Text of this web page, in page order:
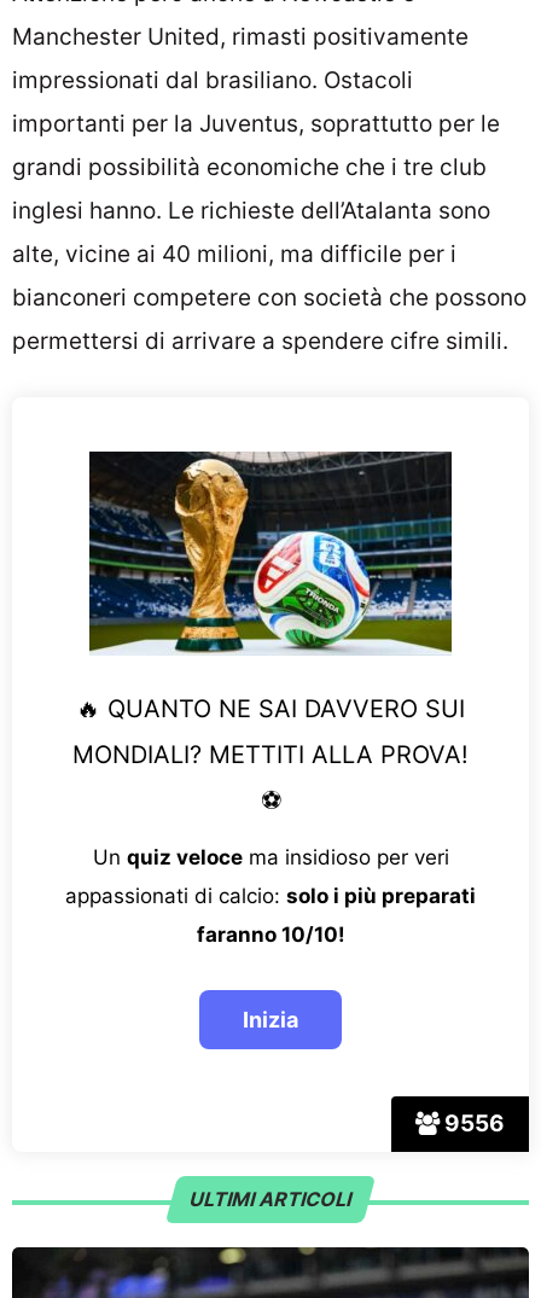
Manchester United, rimasti positivamente
impressionati dal brasiliano. Ostacoli
importanti per la Juventus, soprattutto per le
grandi possibilità economiche che i tre club
inglesi hanno. Le richieste dell’Atalanta sono
alte, vicine ai 40 milioni, ma difficile per i
bianconeri competere con società che possono
permettersi di arrivare a spendere cifre simili.
9556
🔥 QUANTO NE SAI DAVVERO SUI
MONDIALI? METTITI ALLA PROVA!
⚽
Un quiz velocema insidioso per veri
appassionati di calcio: solo i più preparati
faranno 10/10!
ULTIMI ARTICOLI